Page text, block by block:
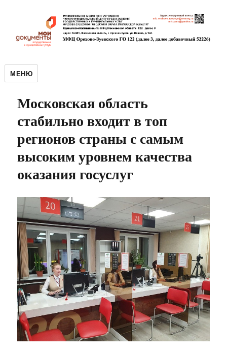
МЕНЮ
Московская область
стабильно входит в топ
регионов страны с самым
высоким уровнем качества
оказания госуслуг